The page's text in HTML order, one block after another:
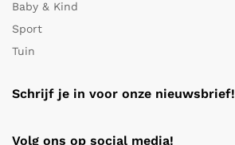
Baby & Kind
Sport
Tuin
Schrijf je in voor onze nieuwsbrief!
Volg ons op social media!